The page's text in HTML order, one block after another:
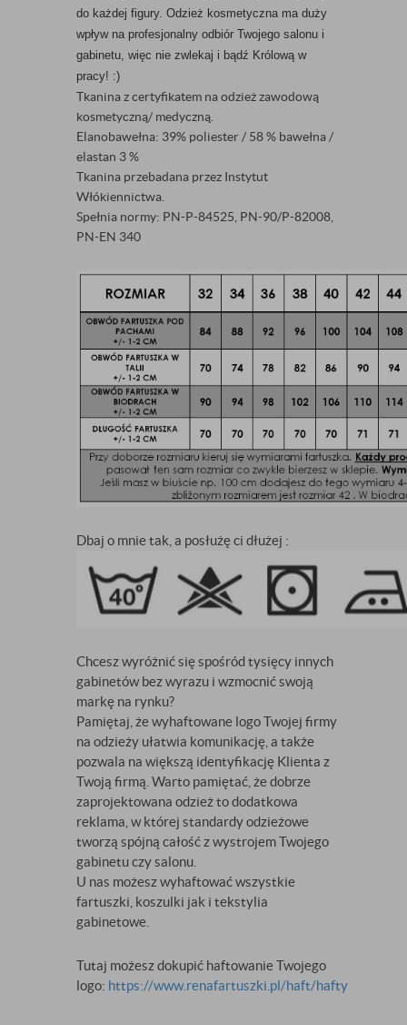
do każdej figury. Odzież kosmetyczna ma duży
wpływ na profesjonalny odbiór Twojego salonu i
gabinetu, więc nie zwlekaj i bądź Królową w
pracy! :)
Tkanina z certyfikatem na odzież zawodową
kosmetyczną/ medyczną.
Elanobawełna: 39% poliester / 58 % bawełna /
elastan 3 %
Tkanina przebadana przez Instytut
Włókiennictwa.
Spełnia normy: PN-P-84525, PN-90/P-82008,
PN-EN 340
Dbaj o mnie tak, a posłużę ci dłużej :
Chcesz wyróżnić się spośród tysięcy innych
gabinetów bez wyrazu i wzmocnić swoją
markę na rynku?
Pamiętaj, że wyhaftowane logo Twojej firmy
na odzieży ułatwia komunikację, a także
pozwala na większą identyfikację Klienta z
Twoją firmą. Warto pamiętać, że dobrze
zaprojektowana odzież to dodatkowa
reklama, w której standardy odzieżowe
tworzą spójną całość z wystrojem Twojego
gabinetu czy salonu.
U nas możesz wyhaftować wszystkie
fartuszki, koszulki jak i tekstylia
gabinetowe.
Tutaj możesz dokupić haftowanie Twojego
logo: https://www.renafartuszki.pl/haft/hafty